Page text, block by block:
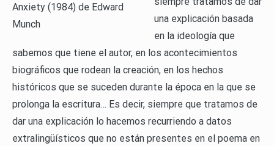
Anxiety (1984) de Edward
Munch
una explicación basada
en la ideología que
sabemos que tiene el autor, en los acontecimientos
biográficos que rodean la creación, en los hechos
históricos que se suceden durante la época en la que se
prolonga la escritura… Es decir, siempre que tratamos de
dar una explicación lo hacemos recurriendo a datos
extralingüísticos que no están presentes en el poema en